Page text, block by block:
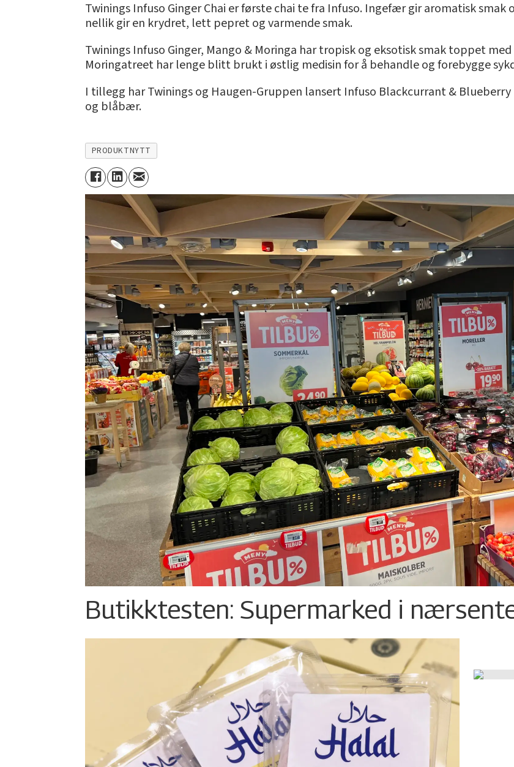
Twinings Infuso Ginger Chai er første chai te fra Infuso. Ingefær gir aromatisk
nellik gir en krydret, lett pepret og varmende smak.
Twinings Infuso Ginger, Mango & Moringa har tropisk og eksotisk smak toppet
Moringatreet har lenge blitt brukt i østlig medisin for å behandle og forebygge
I tillegg har Twinings og Haugen-Gruppen lansert Infuso Blackcurrant &
og blåbær.
PRODUKTNYTT
Butikktesten: Supermarked i